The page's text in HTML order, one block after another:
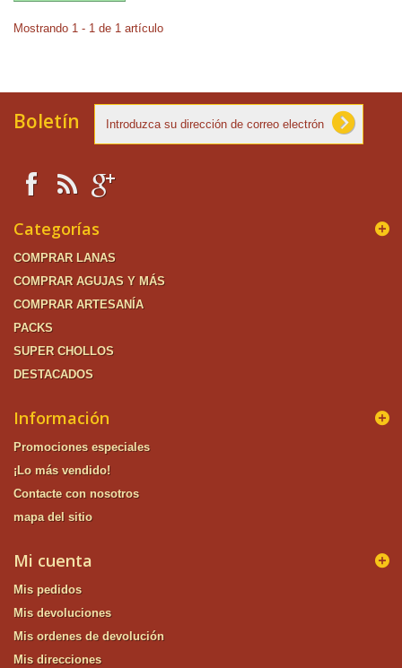
Mostrando 1 - 1 de 1 artículo
Boletín
Categorías
COMPRAR LANAS
COMPRAR AGUJAS Y MÁS
COMPRAR ARTESANÍA
PACKS
SUPER CHOLLOS
DESTACADOS
Información
Promociones especiales
¡Lo más vendido!
Contacte con nosotros
mapa del sitio
Mi cuenta
Mis pedidos
Mis devoluciones
Mis ordenes de devolución
Mis direcciones